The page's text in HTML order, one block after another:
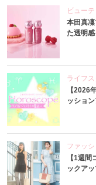
ビュー
本田真
た透明感
ライフ
【2026
ッショ
ファッ
【1週
ックア